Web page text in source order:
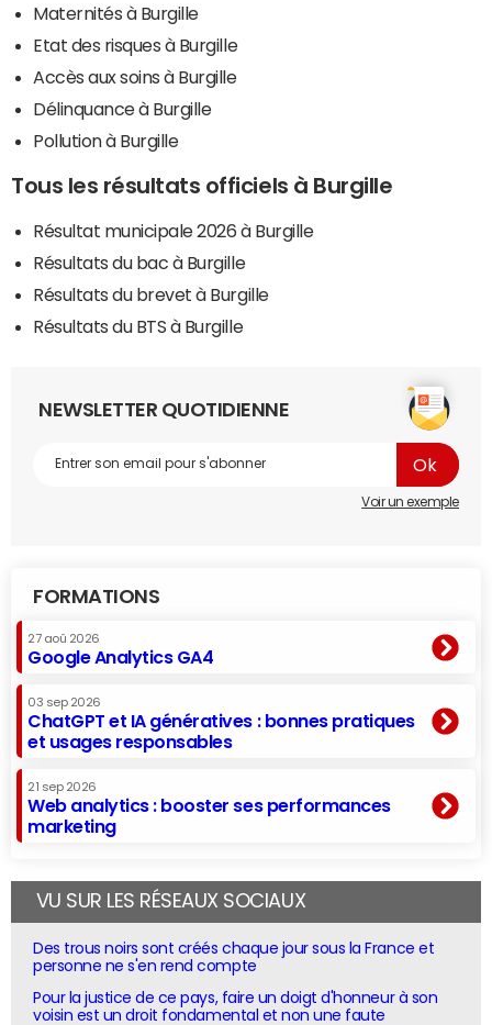
Maternités à Burgille
Etat des risques à Burgille
Accès aux soins à Burgille
Délinquance à Burgille
Pollution à Burgille
Tous les résultats officiels à Burgille
Résultat municipale 2026 à Burgille
Résultats du bac à Burgille
Résultats du brevet à Burgille
Résultats du BTS à Burgille
NEWSLETTER QUOTIDIENNE
Voir un exemple
FORMATIONS
27 aoû 2026
Google Analytics GA4
03 sep 2026
ChatGPT et IA génératives : bonnes pratiques
et usages responsables
21 sep 2026
Web analytics : booster ses performances
marketing
VU SUR LES RÉSEAUX SOCIAUX
Des trous noirs sont créés chaque jour sous la France et
personne ne s'en rend compte
Pour la justice de ce pays, faire un doigt d'honneur à son
voisin est un droit fondamental et non une faute